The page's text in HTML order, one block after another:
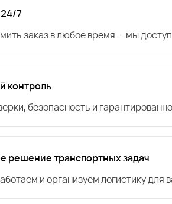
7
заказ в любое время — мы
контроль
безопасность и
решение транспортных задач
и организуем логистику для